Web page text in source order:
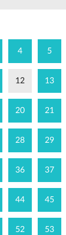
4 5
12 13
20 21
28 29
36 37
44 45
52 53